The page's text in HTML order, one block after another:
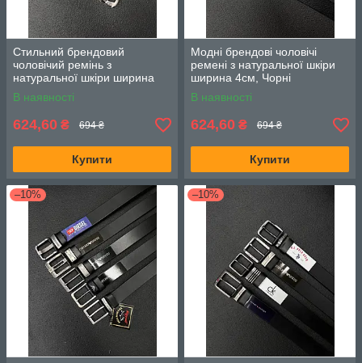
Стильний брендовий
чоловічий ремінь з
натуральної шкіри ширина
4см, Чорний
В наявності
624,60 ₴ 694 ₴
Купити
Модні брендові чоловічі
ремені з натуральної шкіри
ширина 4см, Чорні
В наявності
624,60 ₴ 694 ₴
Купити
–10% –10%